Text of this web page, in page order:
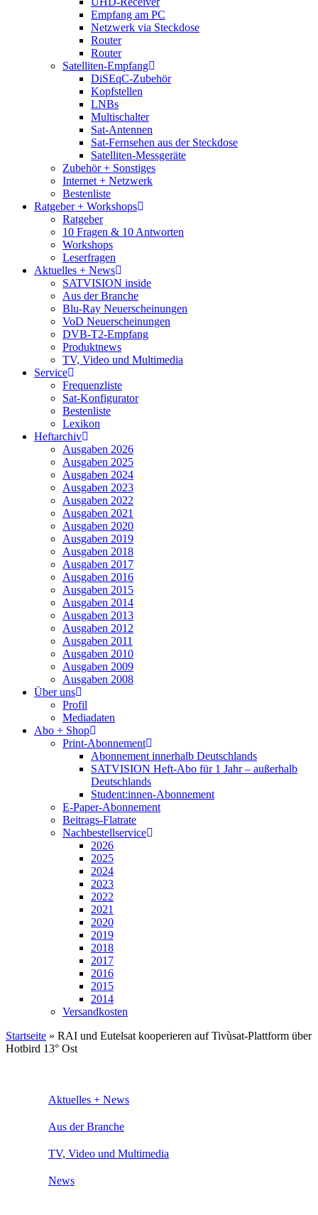
Empfang am PC
Netzwerk via Steckdose
Router
Router
Satelliten-Empfang
DiSEqC-Zubehör
Kopfstellen
LNBs
Multischalter
Sat-Antennen
Sat-Fernsehen aus der Steckdose
Satelliten-Messgeräte
Zubehör + Sonstiges
Internet + Netzwerk
Bestenliste
Ratgeber + Workshops
Ratgeber
10 Fragen & 10 Antworten
Workshops
Leserfragen
Aktuelles + News
SATVISION inside
Aus der Branche
Blu-Ray Neuerscheinungen
VoD Neuerscheinungen
DVB-T2-Empfang
Produktnews
TV, Video und Multimedia
Service
Frequenzliste
Sat-Konfigurator
Bestenliste
Lexikon
Heftarchiv
Ausgaben 2026
Ausgaben 2025
Ausgaben 2024
Ausgaben 2023
Ausgaben 2022
Ausgaben 2021
Ausgaben 2020
Ausgaben 2019
Ausgaben 2018
Ausgaben 2017
Ausgaben 2016
Ausgaben 2015
Ausgaben 2014
Ausgaben 2013
Ausgaben 2012
Ausgaben 2011
Ausgaben 2010
Ausgaben 2009
Ausgaben 2008
Über uns
Profil
Mediadaten
Abo + Shop
Print-Abonnement
Abonnement innerhalb Deutschlands
SATVISION Heft-Abo für 1 Jahr – außerhalb
Deutschlands
Student:innen-Abonnement
E-Paper-Abonnement
Beitrags-Flatrate
Nachbestellservice
2026
2025
2024
2023
2022
2021
2020
2019
2018
2017
2016
2015
2014
Versandkosten
Startseite » RAI und Eutelsat kooperieren auf Tivùsat-Plattform über
Hotbird 13° Ost
Aktuelles + News
Aus der Branche
TV, Video und Multimedia
News